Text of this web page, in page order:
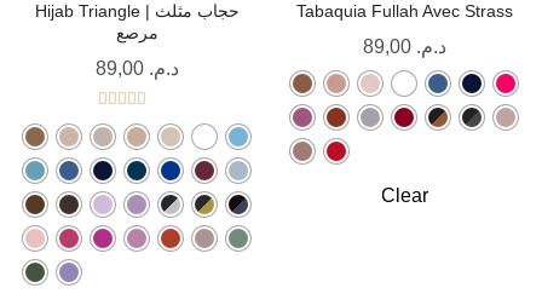
Hijab Triangle | حجاب مثلث
مرصع
د.م.
Note5.00
sur 5
Tabaquia Fullah Avec Strass
د.م.
Clear